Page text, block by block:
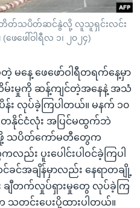
တိတ်သပိတ်ဆင်နွဲလို့ လူသူရှင်းလင်း
ေဖေါ်ဝါရီလ ၁၊ ၂၀၂၄)
မနေ့ ဖေဖော်ဝါရီတရက်နေ့မှာ
မ်းမှုကို ဆန့်ကျင်တဲ့အနေနဲ့ အသံ
လုပ်ခဲ့ကြပါတယ်။ မနက် ၁၀
တနိုင်ငံလုံး အပြင်မထွက်ဘဲ
သပိတ်ကော်မတီတွေက
း ပူးပေါင်းပါဝင်ခဲ့ကြပါ
အချိန်မှာလည်း နေရာတချို့
ချီတက်လှုပ်ရှားမှုတွေ လုပ်ခဲ့ကြ
သတင်းပေးပို့ထားပါတယ်။